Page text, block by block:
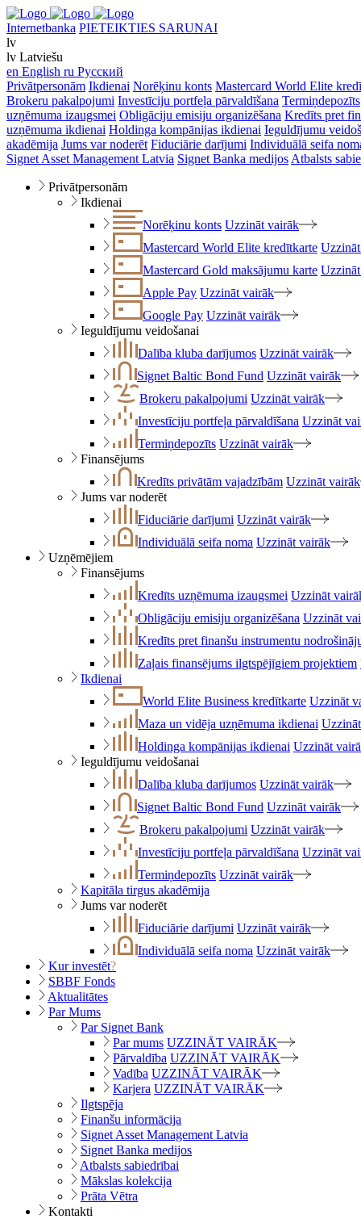
Internetbanka PIETEIKTIES SARUNAI
lv
lv Latviešu
en English ru Русский
Privātpersonām Ikdienai Norēķinu konts Mastercard World Elite
Brokeru pakalpojumi Investīciju portfeļa pārvaldīšana Termiņdepozīts
uzņēmuma izaugsmei Obligāciju emisiju organizēšana Kredīts pret
uzņēmuma ikdienai Holdinga kompānijas ikdienai Ieguldījumu
akadēmija Jums var noderēt Fiduciārie darījumi Individuālā seifa
Signet Asset Management Latvia Signet Banka medijos Atbalsts
Privātpersonām
Ikdienai
Norēķinu konts Uzzināt vairāk
Mastercard World Elite kredītkarte
Mastercard Gold maksājumu karte
Apple Pay Uzzināt vairāk
Google Pay Uzzināt vairāk
Ieguldījumu veidošanai
Dalība kluba darījumos Uzzināt vairāk
Signet Baltic Bond Fund Uzzināt vairāk
Brokeru pakalpojumi Uzzināt vairāk
Investīciju portfeļa pārvaldīšana Uzzināt
Termiņdepozīts Uzzināt vairāk
Finansējums
Kredīts privātām vajadzībām Uzzināt vairāk
Jums var noderēt
Fiduciārie darījumi Uzzināt vairāk
Individuālā seifa noma Uzzināt vairāk
Uzņēmējiem
Finansējums
Kredīts uzņēmuma izaugsmei Uzzināt
Obligāciju emisiju organizēšana Uzzināt
Kredīts pret finanšu instrumentu
Zaļais finansējums ilgtspējīgiem projektiem
Ikdienai
World Elite Business kredītkarte Uzzināt
Maza un vidēja uzņēmuma ikdienai
Holdinga kompānijas ikdienai Uzzināt
Ieguldījumu veidošanai
Dalība kluba darījumos Uzzināt vairāk
Signet Baltic Bond Fund Uzzināt vairāk
Brokeru pakalpojumi Uzzināt vairāk
Investīciju portfeļa pārvaldīšana Uzzināt
Termiņdepozīts Uzzināt vairāk
Kapitāla tirgus akadēmija
Jums var noderēt
Fiduciārie darījumi Uzzināt vairāk
Individuālā seifa noma Uzzināt vairāk
Kur investēt?
SBBF Fonds
Aktualitātes
Par Mums
Par Signet Bank
Par mums UZZINĀT VAIRĀK
Pārvaldība UZZINĀT VAIRĀK
Vadība UZZINĀT VAIRĀK
Karjera UZZINĀT VAIRĀK
Ilgtspēja
Finanšu informācija
Signet Asset Management Latvia
Signet Banka medijos
Atbalsts sabiedrībai
Mākslas kolekcija
Prāta Vētra
Kontakti